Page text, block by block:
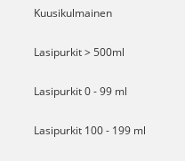
Kuusikulmainen
Lasipurkit > 500ml
Lasipurkit 0 - 99 ml
Lasipurkit 100 - 199 ml